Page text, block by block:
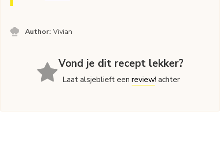
Author:Vivian
Vond je dit recept lekker?
Laat alsjeblieft eenreview! achter